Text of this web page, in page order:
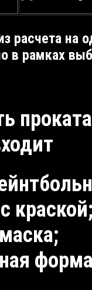
расчета на
в рамках